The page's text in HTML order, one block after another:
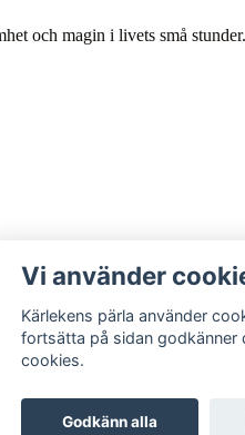
och magin i livets små stunder.
Vi använder
Kärlekens pärla använder
fortsätta på sidan godkänner
cookies.
Godkänn alla